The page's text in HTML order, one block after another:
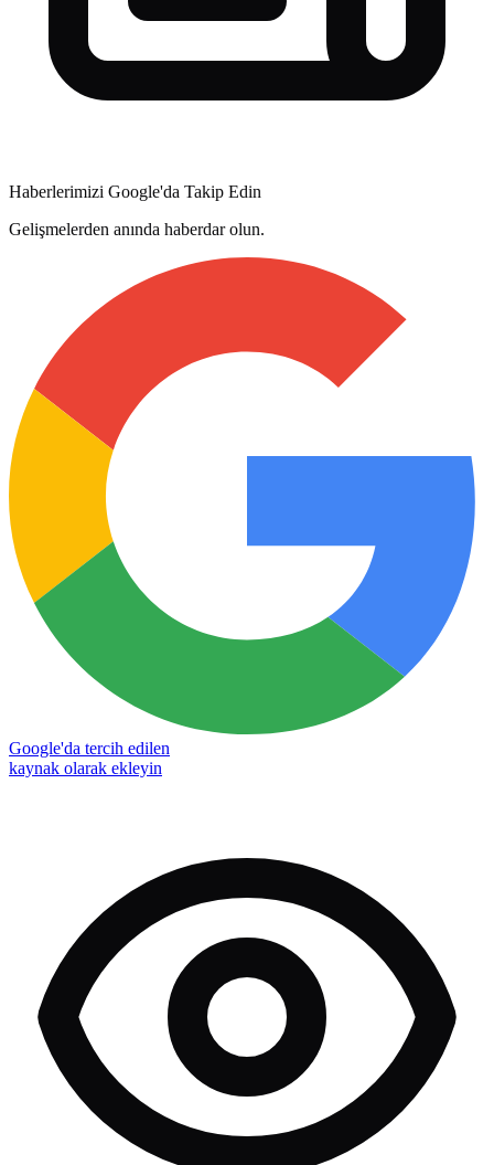
Haberlerimizi Google'da Takip Edin
Gelişmelerden anında haberdar olun.
Google'da tercih edilen
kaynak olarak ekleyin